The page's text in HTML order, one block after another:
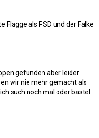
Flagge als PSD und der Falke
gefunden aber leider
wir nie mehr gemacht als
such noch mal oder bastel